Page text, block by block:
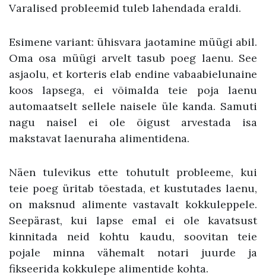
Varalised probleemid tuleb lahendada eraldi.
Esimene variant: ühisvara jaotamine müügi abil.
Oma osa müügi arvelt tasub poeg laenu. See
asjaolu, et korteris elab endine vabaabielunaine
koos lapsega, ei võimalda teie poja laenu
automaatselt sellele naisele üle kanda. Samuti
nagu naisel ei ole õigust arvestada isa
makstavat laenuraha alimentidena.
Näen tulevikus ette tohutult probleeme, kui
teie poeg üritab tõestada, et kustutades laenu,
on maksnud alimente vastavalt kokkuleppele.
Seepärast, kui lapse emal ei ole kavatsust
kinnitada neid kohtu kaudu, soovitan teie
pojale minna vähemalt notari juurde ja
fikseerida kokkulepe alimentide kohta.